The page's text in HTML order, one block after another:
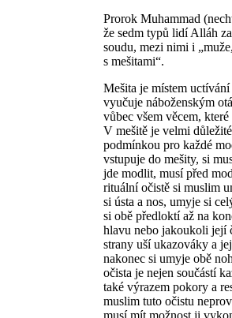
Prorok Muhammad
že sedm typů lidí Alláh
soudu, mezi nimi i
s mešitami“.
Mešita je místem
vyučuje náboženským
vůbec všem věcem,
V mešitě je velmi
podmínkou pro každé
vstupuje do mešity, si
jde modlit, musí před
rituální očistě si muslim
si ústa a nos, umyje si
si obě předloktí až na
hlavu nebo jakoukoli její
strany uší ukazováky a
nakonec si umyje obě
očista je nejen součástí
také výrazem pokory a
muslim tuto očistu
musí mít možnost ji